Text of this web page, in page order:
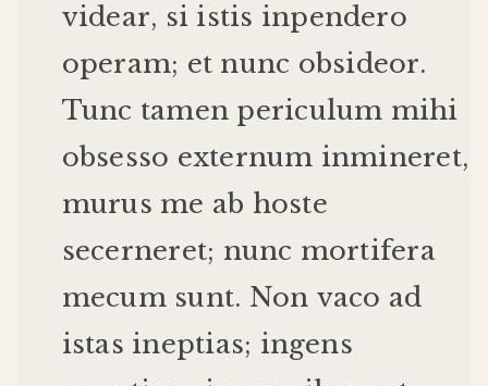
videar, si istis inpendero
operam; et nunc obsideor.
Tunc tamen periculum mihi
obsesso externum inmineret,
murus me ab hoste
secerneret; nunc mortifera
mecum sunt. Non vaco ad
istas ineptias; ingens